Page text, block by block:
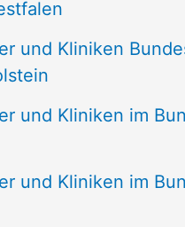
und Kliniken
und Kliniken im
und Kliniken im